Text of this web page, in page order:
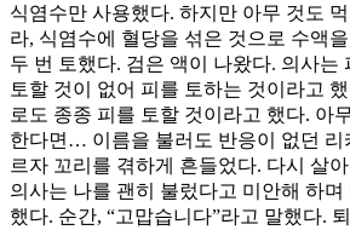
식염수만 사용했다. 하지만 아무 것도
라, 식염수에 혈당을 섞은 것으로 수액
두 번 토했다. 검은 액이 나왔다. 의사는
토할 것이 없어 피를 토하는 것이라고
로도 종종 피를 토할 것이라고 했다. 아
한다면… 이름을 불러도 반응이 없던 리
르자 꼬리를 겪하게 흔들었다. 다시 살
의사는 나를 괜히 불렀다고 미안해 하
했다. 순간, “고맙습니다”라고 말했다.